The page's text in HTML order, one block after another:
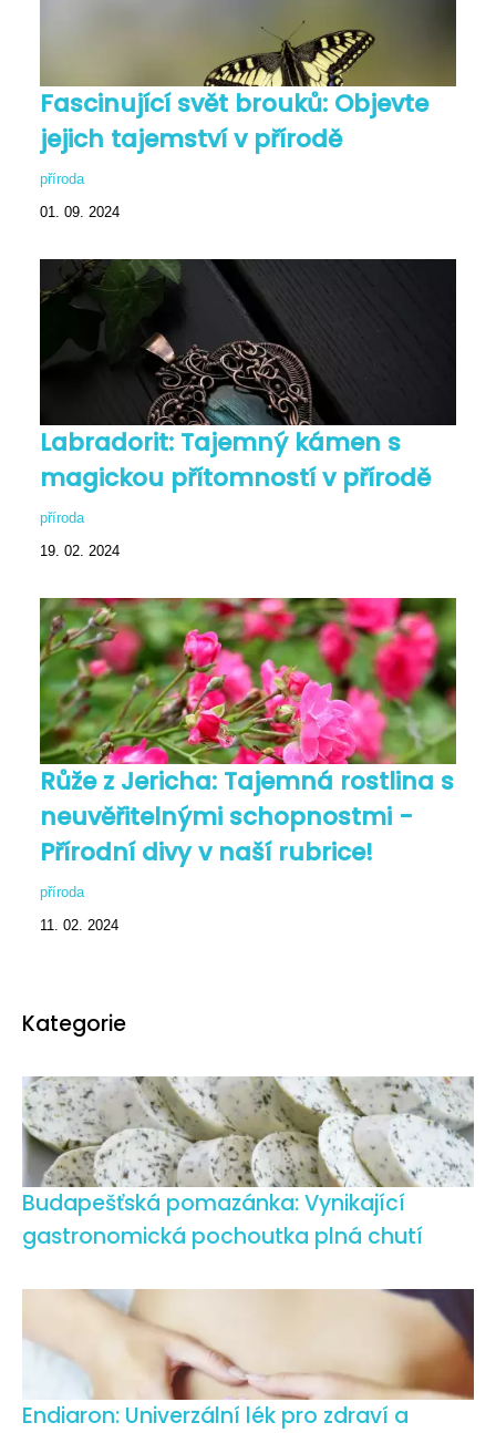
Fascinující svět brouků: Objevte
jejich tajemství v přírodě
příroda
01. 09. 2024
Labradorit: Tajemný kámen s
magickou přítomností v přírodě
příroda
19. 02. 2024
Růže z Jericha: Tajemná rostlina s
neuvěřitelnými schopnostmi -
Přírodní divy v naší rubrice!
příroda
11. 02. 2024
Kategorie
Budapešťská pomazánka: Vynikající
gastronomická pochoutka plná chutí
Endiaron: Univerzální lék pro zdraví a